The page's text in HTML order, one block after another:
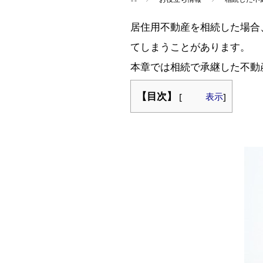
居住用不動産を相続した場
てしまうことがあります。
本章では相続で承継した不
【目次】 [ 表示]